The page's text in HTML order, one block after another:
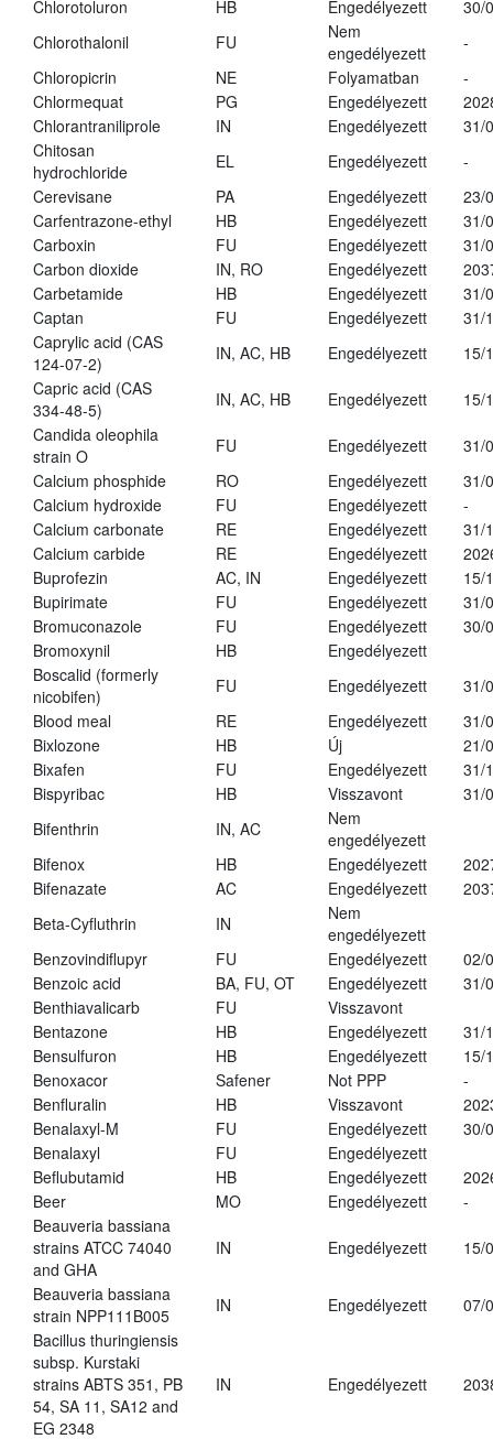
Chlorotoluron
HB Engedélyezett
30/
Chlorothalonil
FU
Nem
engedélyezett
-
Chloropicrin
NE Folyamatban
-
Chlormequat
PG Engedélyezett
Chlorantraniliprole
IN Engedélyezett
31/
Chitosan
hydrochloride
EL Engedélyezett
-
Cerevisane
PA Engedélyezett
23/
Carfentrazone-ethyl
HB Engedélyezett
31/
Carboxin
FU Engedélyezett
31/
Carbon dioxide
IN, RO Engedélyezett
Carbetamide
HB Engedélyezett
31/
Captan
FU Engedélyezett
31/
Caprylic acid (CAS
124-07-2)
IN, AC, HB Engedélyezett
15/
Capric acid (CAS
334-48-5)
IN, AC, HB Engedélyezett
15/
Candida oleophila
strain O
FU Engedélyezett
31/
Calcium phosphide
RO Engedélyezett
31/
Calcium hydroxide
FU Engedélyezett
-
Calcium carbonate
RE Engedélyezett
31/
Calcium carbide
RE Engedélyezett
Buprofezin
AC, IN Engedélyezett
15/
Bupirimate
FU Engedélyezett
31/
Bromuconazole
FU Engedélyezett
30/
Bromoxynil
HB
Engedélyezett
Boscalid (formerly
nicobifen)
FU Engedélyezett
31/
Blood meal
RE Engedélyezett
31/
Bixlozone
HB Új
21/
Bixafen
FU Engedélyezett
31/
Bispyribac
HB Visszavont
31/
Bifenthrin
IN, AC
Nem
engedélyezett
Bifenox
HB Engedélyezett
Bifenazate
AC Engedélyezett
Beta-Cyfluthrin
IN
Nem
engedélyezett
Benzovindiflupyr
FU Engedélyezett
02/
Benzoic acid
BA, FU, OT Engedélyezett
31/
Benthiavalicarb
FU
Visszavont
Bentazone
HB Engedélyezett
31/
Bensulfuron
HB Engedélyezett
15/
Benoxacor
Safener Not PPP
-
Benfluralin
HB Visszavont
Benalaxyl-M
FU Engedélyezett
30/
Benalaxyl
FU
Engedélyezett
Beflubutamid
HB Engedélyezett
Beer
MO Engedélyezett
-
Beauveria bassiana
strains ATCC 74040
and GHA
IN Engedélyezett 15/
Beauveria bassiana
strain NPP111B005
IN Engedélyezett
07/
Bacillus thuringiensis
subsp. Kurstaki
strains ABTS 351, PB
54, SA 11, SA12 and
EG 2348
IN Engedélyezett